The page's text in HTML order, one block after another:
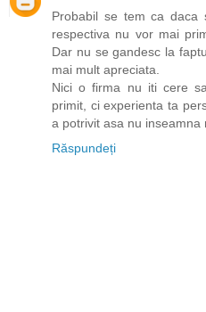
Probabil se tem ca daca
respectiva nu vor mai
Dar nu se gandesc la
mai mult apreciata.
Nici o firma nu iti cere
primit, ci experienta ta
a potrivit asa nu
Răspundeți